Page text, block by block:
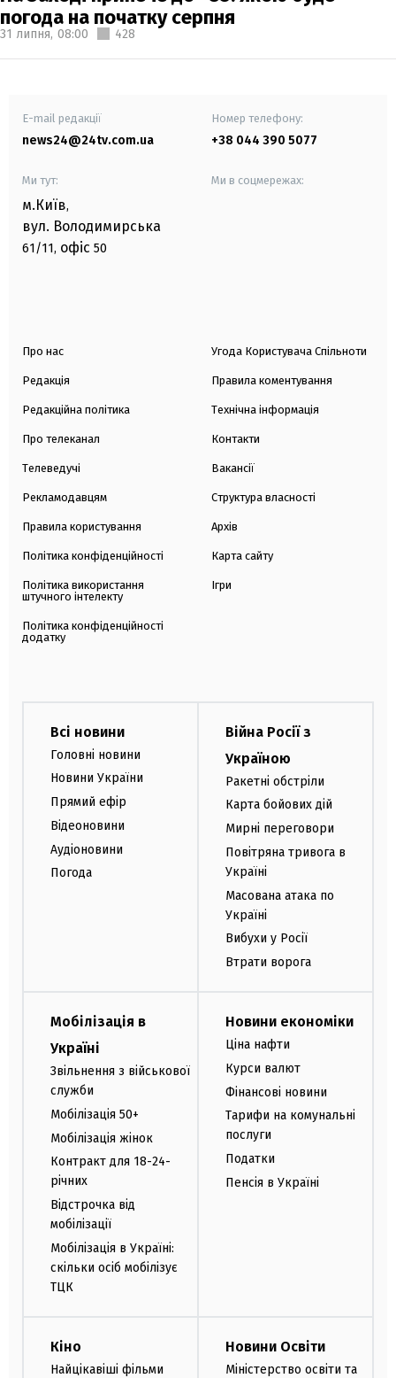
погода на початку серпня
31 липня, 08:00 428
E-mail редакції
news24@24tv.com.ua
Номер телефону:
+38 044 390 5077
Ми тут:
м.Київ,
вул. Володимирська
61/11, офіс 50
Ми в соцмережах:
Про нас
Редакція
Редакційна політика
Про телеканал
Телеведучі
Рекламодавцям
Правила користування
Політика конфіденційності
Політика використання
штучного інтелекту
Політика конфіденційності
додатку
Угода Користувача Спільноти
Правила коментування
Технічна інформація
Контакти
Вакансії
Структура власності
Архів
Карта сайту
Ігри
Всі новини
Головні новини
Новини України
Прямий ефір
Відеоновини
Аудіоновини
Погода
Війна Росії з
Україною
Ракетні обстріли
Карта бойових дій
Мирні переговори
Повітряна тривога в
Україні
Масована атака по
Україні
Вибухи у Росії
Втрати ворога
Мобілізація в
Україні
Звільнення з військової
служби
Мобілізація 50+
Мобілізація жінок
Контракт для 18-24-
річних
Відстрочка від
мобілізації
Мобілізація в Україні:
скільки осіб мобілізує
ТЦК
Новини економіки
Ціна нафти
Курси валют
Фінансові новини
Тарифи на комунальні
послуги
Податки
Пенсія в Україні
Кіно
Найцікавіші фільми
Новини Освіти
Міністерство освіти та